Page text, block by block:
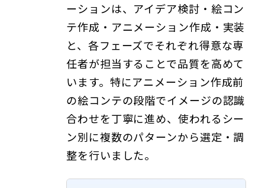
ーションは、アイデア検討・絵コン
テ作成・アニメーション作成・実装
と、各フェーズでそれぞれ得意な専
任者が担当することで品質を高めて
います。特にアニメーション作成前
の絵コンテの段階でイメージの認識
合わせを丁寧に進め、使われるシー
ン別に複数のパターンから選定・調
整を行いました。